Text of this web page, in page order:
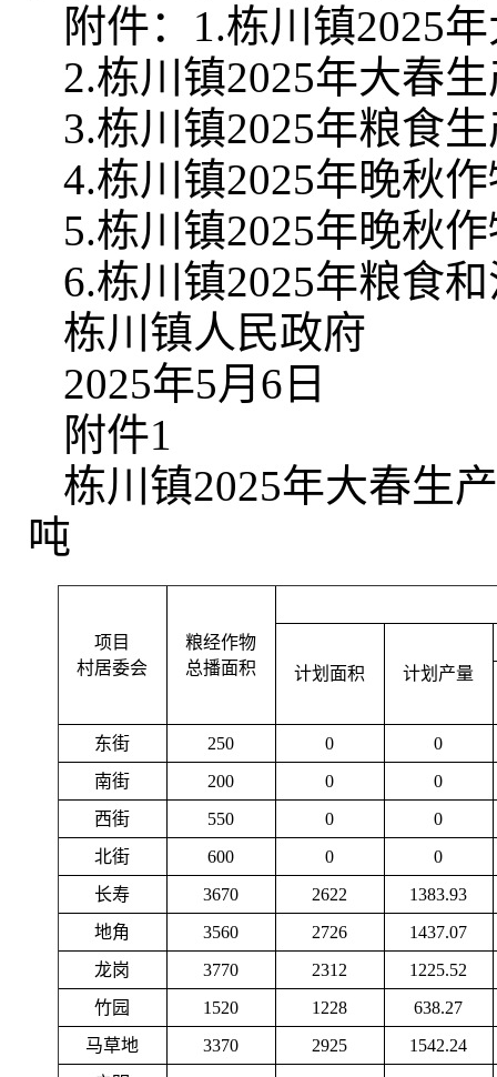
附件：1.栋川镇2025
2.栋川镇2025年大春
3.栋川镇2025年粮食
4.栋川镇2025年晚秋
5.栋川镇2025年晚秋
6.栋川镇2025年粮食
栋川镇人民政府
2025年5月6日
附件1
栋川镇2025年大春生
吨
项目
村居委会
粮经作物
总播面积
计划面积 计划产量
东街 250 0
0
南街
200 0
0
西街
550 0
0
北街
600 0
0
长寿
3670 2622
1383.93
地角
3560 2726
1437.07
龙岗
3770 2312
1225.52
竹园
1520 1228
638.27
马草地
3370 2925
1542.24